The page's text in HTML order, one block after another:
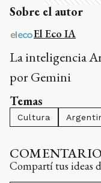
Sobre el autor
El Eco IA
La inteligencia
por Gemini
Temas
Cultura
Compartí tus ideas